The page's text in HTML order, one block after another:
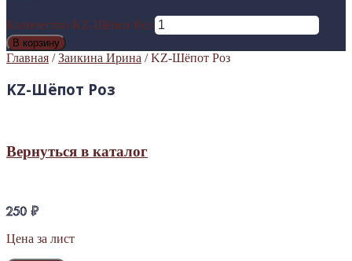
Количество KZ-Шёпот Роз
В корзину
Главная /Заикина Ирина / KZ-Шёпот Роз
KZ-Шёпот Роз
Вернуться в каталог
250₽
Цена за лист